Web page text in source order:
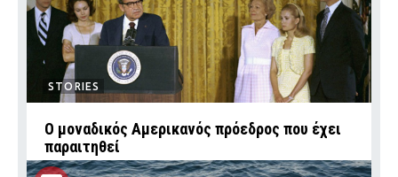
STORIES
Ο μοναδικός Αμερικανός πρόεδρος που έχει
παραιτηθεί